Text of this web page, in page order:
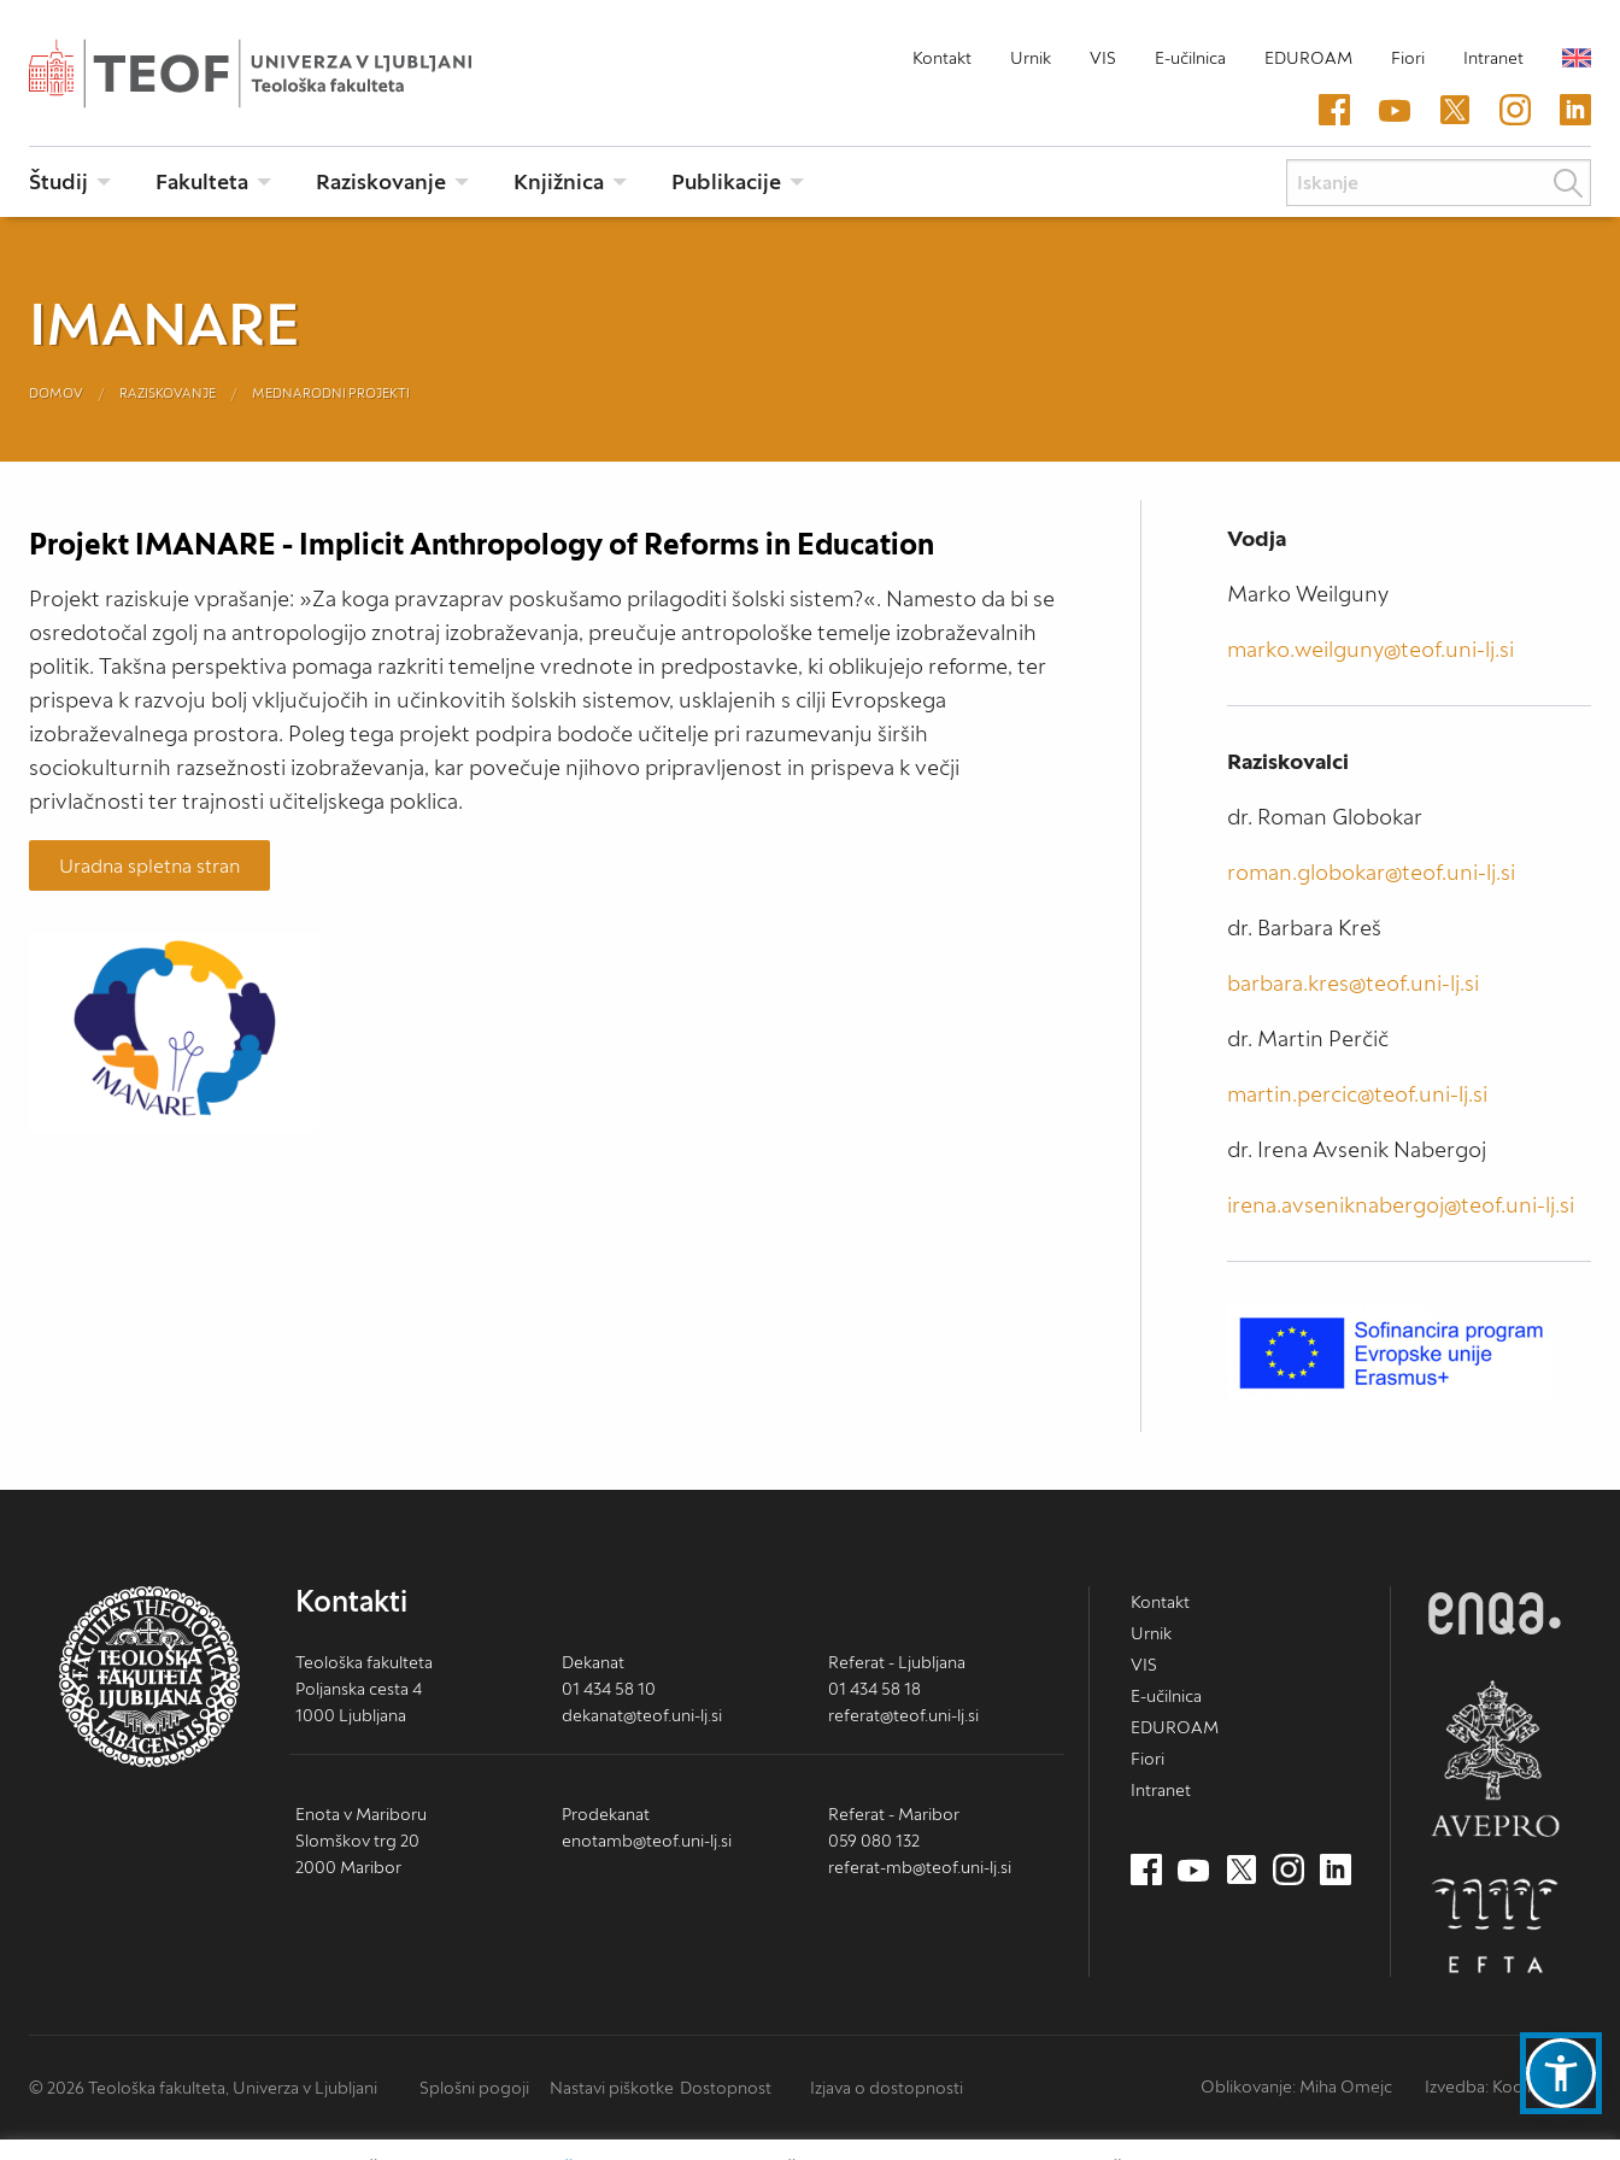
Kontakt Urnik VIS E-učilnica EDUROAM Fiori Intranet
Študij Fakulteta Raziskovanje Knjižnica Publikacije
IMANARE
DOMOV RAZISKOVANJE MEDNARODNI PROJEKTI
Projekt IMANARE - Implicit Anthropology of Reforms in Education
Projekt raziskuje vprašanje: »Za koga pravzaprav poskušamo prilagoditi šolski sistem?«. Namesto da bi se
osredotočal zgolj na antropologijo znotraj izobraževanja, preučuje antropološke temelje izobraževalnih
politik. Takšna perspektiva pomaga razkriti temeljne vrednote in predpostavke, ki oblikujejo reforme, ter
prispeva k razvoju bolj vključujočih in učinkovitih šolskih sistemov, usklajenih s cilji Evropskega
izobraževalnega prostora. Poleg tega projekt podpira bodoče učitelje pri razumevanju širših
sociokulturnih razsežnosti izobraževanja, kar povečuje njihovo pripravljenost in prispeva k večji
privlačnosti ter trajnosti učiteljskega poklica.
Uradna spletna stran
Vodja
Marko Weilguny
marko.weilguny@teof.uni-lj.si
Raziskovalci
dr. Roman Globokar
roman.globokar@teof.uni-lj.si
dr. Barbara Kreš
barbara.kres@teof.uni-lj.si
dr. Martin Perčič
martin.percic@teof.uni-lj.si
dr. Irena Avsenik Nabergoj
irena.avseniknabergoj@teof.uni-lj.si
Kontakti
Teološka fakulteta
Poljanska cesta 4
1000 Ljubljana
Dekanat
01 434 58 10
dekanat@teof.uni-lj.si
Referat - Ljubljana
01 434 58 18
referat@teof.uni-lj.si
Enota v Mariboru
Slomškov trg 20
2000 Maribor
Prodekanat
enotamb@teof.uni-lj.si
Referat - Maribor
059 080 132
referat-mb@teof.uni-lj.si
Kontakt
Urnik
VIS
E-učilnica
EDUROAM
Fiori
Intranet
© 2026 Teološka fakulteta, Univerza v Ljubljani Splošni pogoji Nastavi piškotke Dostopnost Izjava o dostopnosti Oblikovanje: Miha Omejc Izvedba: Kodington